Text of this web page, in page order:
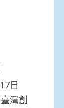
日
灣創